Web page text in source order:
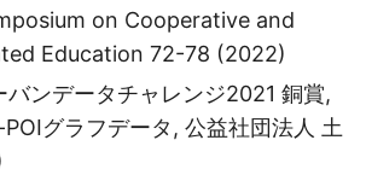
on Cooperative and
Education 72-78 (2022)
バンデータチャレンジ2021 銅賞,
グラフデータ, 公益社団法人 土